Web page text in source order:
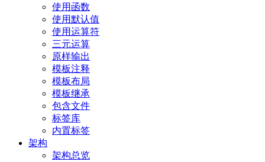
使用函数
使用默认值
使用运算符
三元运算
原样输出
模板注释
模板布局
模板继承
包含文件
标签库
内置标签
架构
架构总览